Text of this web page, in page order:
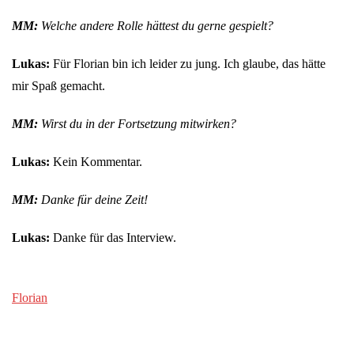
MM: Welche andere Rolle hättest du gerne gespielt?
Lukas: Für Florian bin ich leider zu jung. Ich glaube, das hätte
mir Spaß gemacht.
MM: Wirst du in der Fortsetzung mitwirken?
Lukas: Kein Kommentar.
MM: Danke für deine Zeit!
Lukas: Danke für das Interview.
Florian